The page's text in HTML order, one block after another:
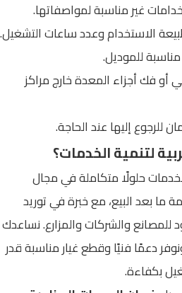
غير مناسبة لمواصفاتها.
الاستخدام وعدد ساعات التشغيل.
للموديل.
أو فك أجزاء المعدة خارج مراكز
للرجوع إليها عند الحاجة.
لتنمية الخدمات؟
حلولًا متكاملة في مجال
ما بعد البيع، مع خبرة في توريد
والشركات والمزارع. نساعدك
دعمًا فنيًا وقطع غيار مناسبة قدر
بكفاءة.